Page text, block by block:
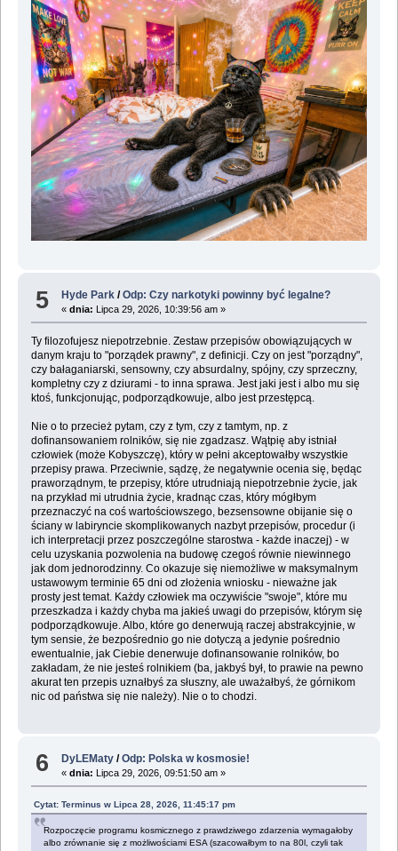
5 Hyde Park /Odp: Czy narkotyki powinny być legalne?
«dnia: Lipca 29, 2026, 10:39:56 am »
Ty filozofujesz niepotrzebnie. Zestaw przepisów obowiązujących w
danym kraju to "porządek prawny", z definicji. Czy on jest "porządny",
czy bałaganiarski, sensowny, czy absurdalny, spójny, czy sprzeczny,
kompletny czy z dziurami - to inna sprawa. Jest jaki jest i albo mu się
ktoś, funkcjonując, podporządkowuje, albo jest przestępcą.
Nie o to przecież pytam, czy z tym, czy z tamtym, np. z
dofinansowaniem rolników, się nie zgadzasz. Wątpię aby istniał
człowiek (może Kobyszczę), który w pełni akceptowałby wszystkie
przepisy prawa. Przeciwnie, sądzę, że negatywnie ocenia się, będąc
praworządnym, te przepisy, które utrudniają niepotrzebnie życie, jak
na przykład mi utrudnia życie, kradnąc czas, który mógłbym
przeznaczyć na coś wartościowszego, bezsensowne obijanie się o
ściany w labiryncie skomplikowanych nazbyt przepisów, procedur (i
ich interpretacji przez poszczególne starostwa - każde inaczej) - w
celu uzyskania pozwolenia na budowę czegoś równie niewinnego
jak dom jednorodzinny. Co okazuje się niemożliwe w maksymalnym
ustawowym terminie 65 dni od złożenia wniosku - nieważne jak
prosty jest temat. Każdy człowiek ma oczywiście "swoje", które mu
przeszkadza i każdy chyba ma jakieś uwagi do przepisów, którym się
podporządkowuje. Albo, które go denerwują raczej abstrakcyjnie, w
tym sensie, że bezpośrednio go nie dotyczą a jedynie pośrednio
ewentualnie, jak Ciebie denerwuje dofinansowanie rolników, bo
zakładam, że nie jesteś rolnikiem (ba, jakbyś był, to prawie na pewno
akurat ten przepis uznałbyś za słuszny, ale uważałbyś, że górnikom
nic od państwa się nie należy). Nie o to chodzi.
6 DyLEMaty /Odp: Polska w kosmosie!
«dnia: Lipca 29, 2026, 09:51:50 am »
Cytat: Terminus w Lipca 28, 2026, 11:45:17 pm
Rozpoczęcie programu kosmicznego z prawdziwego zdarzenia wymagałoby
albo zrównanie się z możliwościami ESA (szacowałbym to na 80l, czyli tak